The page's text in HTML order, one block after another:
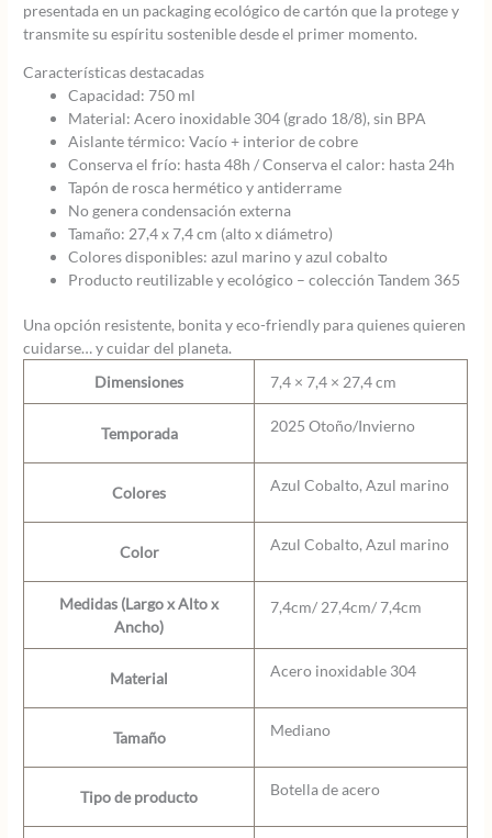
presentada en un packaging ecológico de cartón que la protege y
transmite su espíritu sostenible desde el primer momento.
Características destacadas
Capacidad: 750 ml
Material: Acero inoxidable 304 (grado 18/8), sin BPA
Aislante térmico: Vacío + interior de cobre
Conserva el frío: hasta 48h / Conserva el calor: hasta 24h
Tapón de rosca hermético y antiderrame
No genera condensación externa
Tamaño: 27,4 x 7,4 cm (alto x diámetro)
Colores disponibles: azul marino y azul cobalto
Producto reutilizable y ecológico – colección Tandem 365
Una opción resistente, bonita y eco-friendly para quienes quieren
cuidarse… y cuidar del planeta.
Dimensiones
7,4 × 7,4 × 27,4 cm
Temporada 2025 Otoño/Invierno
Colores Azul Cobalto, Azul marino
Color Azul Cobalto, Azul marino
Medidas (Largo x Alto x
Ancho)
7,4cm/ 27,4cm/ 7,4cm
Material Acero inoxidable 304
Tamaño Mediano
Tipo de producto Botella de acero